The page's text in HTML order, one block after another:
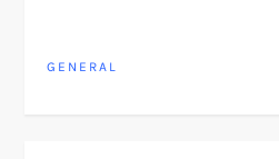
GENERAL